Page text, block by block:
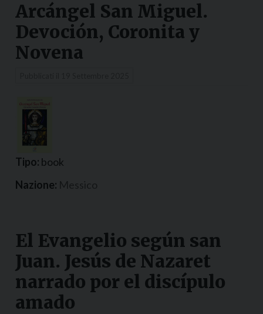
Arcángel San Miguel.
Devoción, Coronita y
Novena
Tipo: book
Nazione:
El Evangelio según san
Juan. Jesús de Nazaret
narrado por el discípulo
amado